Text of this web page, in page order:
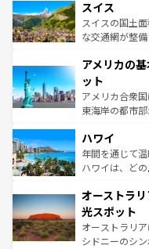
を参照してほ
は、お酒好きな人
ドイツ情報は
リアごとに異
ティー、ビー
戦など、本場
ンツ一覧を参
スイス
スイスの国土
な交通網が整
の建物がその
博物館もあり
ことができる
者向けの交通
着のスイス情報
アメリカの
ット
アメリカ合衆
東海岸の都市
のような巨大
ンメントが詰
西部には大自
部のニューオ
文化が魅力。
しみながら、
るだろう。車
ハワイ
年間を通じて
ハワイは、ど
ワイ島は見逃
島だが、静か
おすすめ。エ
文化や歴史が
オーストラ
光スポット
オーストラリ
シドニーのシ